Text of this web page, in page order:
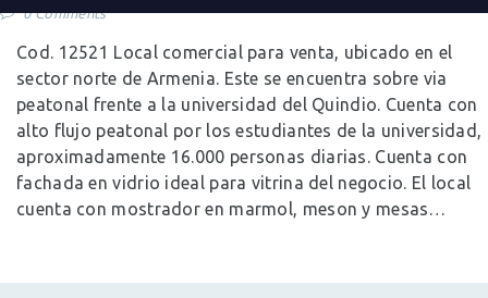
0 Comments
Cod. 12521 Local comercial para venta, ubicado en el
sector norte de Armenia. Este se encuentra sobre via
peatonal frente a la universidad del Quindio. Cuenta con
alto flujo peatonal por los estudiantes de la universidad,
aproximadamente 16.000 personas diarias. Cuenta con
fachada en vidrio ideal para vitrina del negocio. El local
cuenta con mostrador en marmol, meson y mesas…